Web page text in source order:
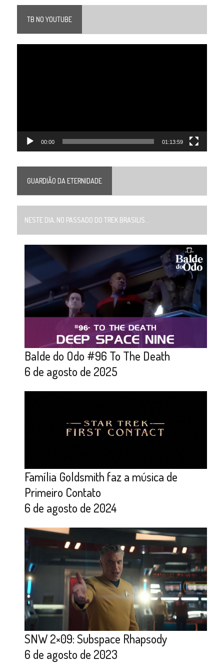
TB NO YOUTUBE
00:00 01:13:59
GUARDIÃO DA ETERNIDADE
NESTE DIA, NO PASSADO DO TREK BRASILIS...
Balde do Odo #96 To The Death
6 de agosto de 2025
Família Goldsmith faz a música de
Primeiro Contato
6 de agosto de 2024
SNW 2×09: Subspace Rhapsody
6 de agosto de 2023